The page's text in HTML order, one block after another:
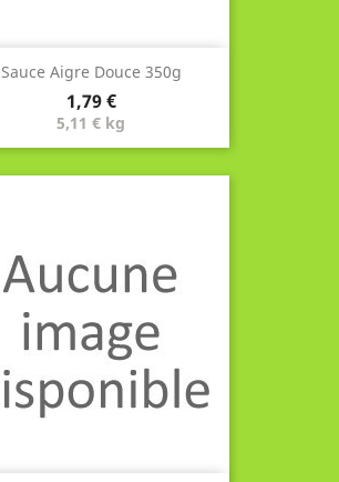
Sauce Aigre Douce 350g
Prix
1,79 €
5,11 € kg